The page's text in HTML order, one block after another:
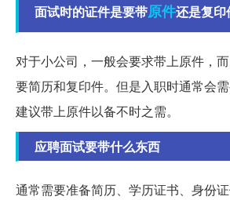
面试时的证件是要带原件还是复印
对于小公司，一般会要求带上原件，
要简历和复印件。但是入职时通常会
建议带上原件以备不时之需。
应聘面试要带什么东西
通常需要准备简历、学历证书、身份